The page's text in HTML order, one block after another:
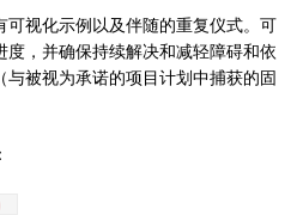
视化示例以及伴随的重复仪式。可
，并确保持续解决和减轻障碍和依
被视为承诺的项目计划中捕获的固